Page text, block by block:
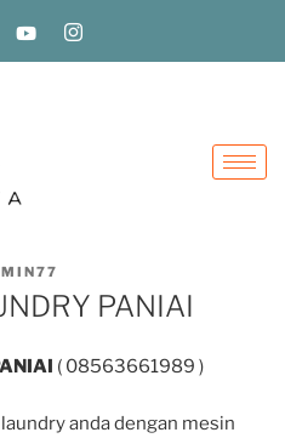
PANIAI
( 08563661989 )
anda dengan mesin